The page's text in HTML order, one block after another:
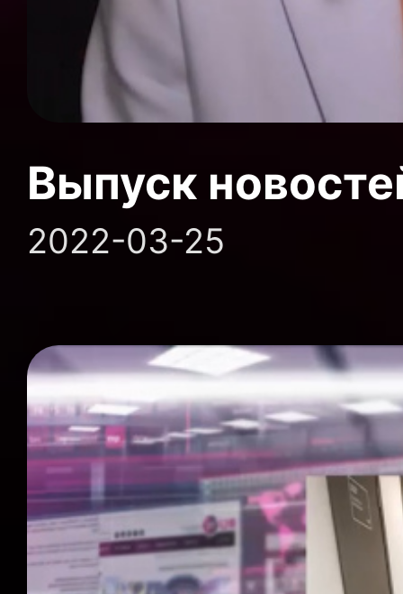
Выпуск
2022-03-25